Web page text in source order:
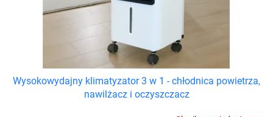
Wysokowydajny klimatyzator 3 w 1 - chłodnica powietrza,
nawilżacz i oczyszczacz